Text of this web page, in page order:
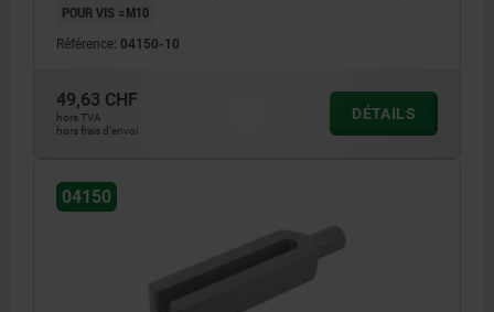
POUR VIS =M10
Référence: 04150-10
49,63 CHF
hors TVA
hors frais d’envoi
DÉTAILS
04150